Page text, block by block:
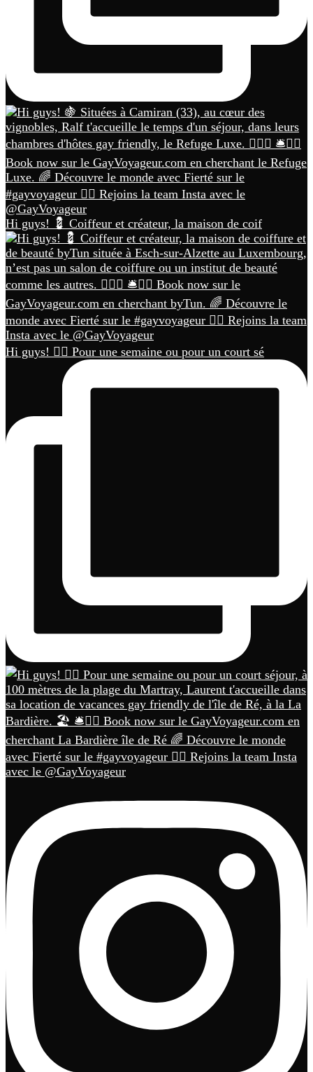
Hi guys! 💈 Coiffeur et créateur, la maison de coif
Hi guys! 🏳️‍🌈 Pour une semaine ou pour un court sé